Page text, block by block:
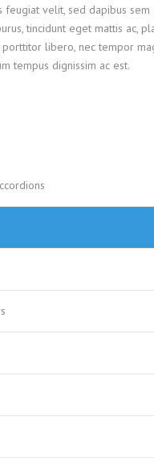
feugiat velit, sed dapibus sem
tincidunt eget mattis ac,
libero, nec tempor
tempus dignissim ac est.